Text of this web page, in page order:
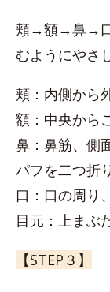
頬→額→鼻→口
むようにやさ
頬：内側から
額：中央から
鼻：鼻筋、側
パフを二つ折
口：口の周り
目元：上まぶ
【STEP３】